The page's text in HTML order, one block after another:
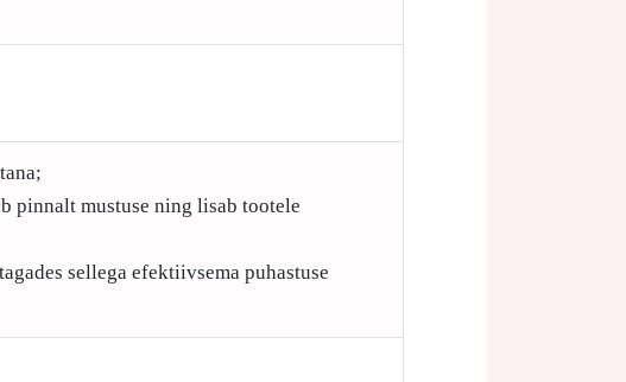
pinnalt mustuse ning lisab tootele
sellega efektiivsema puhastuse